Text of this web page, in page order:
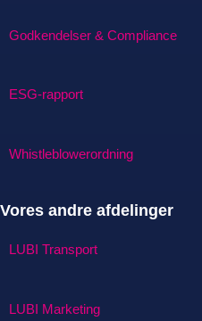
Godkendelser & Compliance
ESG-rapport
Whistleblowerordning
Vores andre afdelinger
LUBI Transport
LUBI Marketing